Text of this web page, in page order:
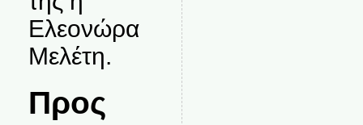
Ελεονώρα
Μελέτη.
Προς